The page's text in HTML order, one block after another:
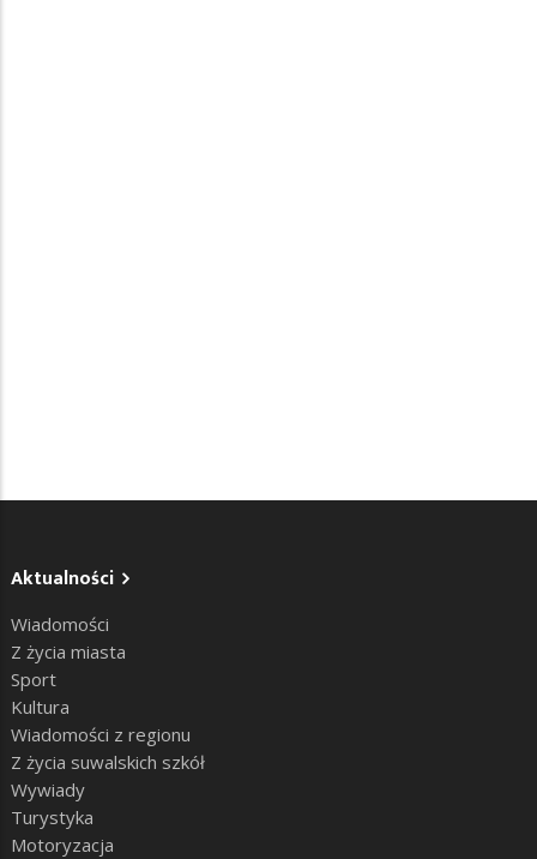
Aktualności
Wiadomości
Z życia miasta
Sport
Kultura
Wiadomości z regionu
Z życia suwalskich szkół
Wywiady
Turystyka
Motoryzacja